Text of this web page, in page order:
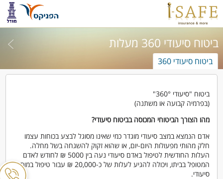
ביטוח סיעודי 360 מעלות
ביטוח סיעודי 360
ביטוח "סיעודי 360°"
(בפרמיה קבועה או משתנה)
מהו הצורך הביטוחי המכוסה בביטוח סיעודי?
אדם הנמצא במצב סיעודי מוגדר כמי שאינו מסוגל לבצע בכוחות עצמו
חלק מהותי מפעולות היום-יום, או שהוא זקוק להשגחה בשל מחלה.
העלות החודשית לטיפול באדם סיעודי נעה בין 5000 ₪ לחודש לאדם
המטופל בביתו, ויכולה להגיע לעלות של כ-20,000 ₪ עבור טיפול במוסד
סיעודי.